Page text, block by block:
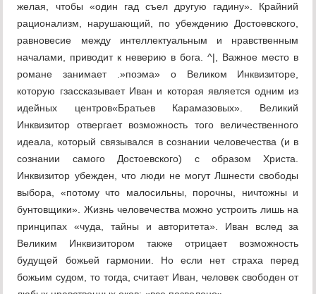
желая, чтобы «один гад съел другую гадину». Крайний
рационализм, нарушающий, по убеждению Достоевского,
равновесие между интеллектуальным и нравственным
началами, приводит к неверию в бога. ^|, Важное место в
романе занимает .»поэма» о Великом Инквизиторе,
которую гзассказывает Иван и которая является одним из
идейных центров«Братьев Карамазовых». Великий
Инквизитор отвергает возможность того величественного
идеала, который связывался в сознании человечества (и в
сознании самого Достоевского) с образом Христа.
Инквизитор убежден, что люди не могут Лшнести свободы
выбора, «потому что малосильны, порочны, ничтожны и
бунтовщики». Жизнь человечества можно устроить лишь на
принципах «чуда, тайны и авторитета». Иван вслед за
Великим Инквизитором также отрицает возможность
будущей божьей гармонии. Но если нет страха перед
божьим судом, то тогда, считает Иван, человек свободен от